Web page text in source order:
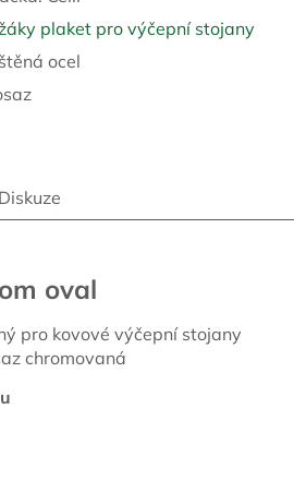
plaket pro výčepní stojany
ocel
Diskuze
oval
pro kovové výčepní stojany
chromovaná